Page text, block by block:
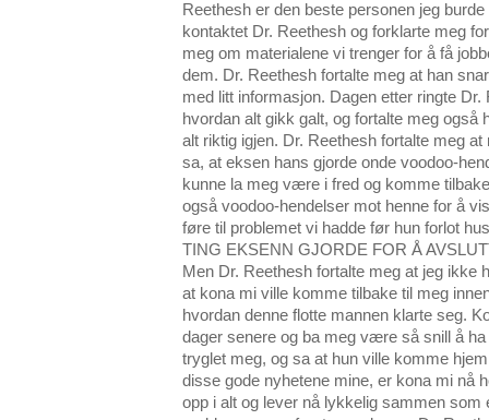
Reethesh er den beste personen jeg
kontaktet Dr. Reethesh og forklarte meg
meg om materialene vi trenger for å få
dem. Dr. Reethesh fortalte meg at han
med litt informasjon. Dagen etter ringte
hvordan alt gikk galt, og fortalte meg også
alt riktig igjen. Dr. Reethesh fortalte meg
sa, at eksen hans gjorde onde voodoo-
kunne la meg være i fred og komme
også voodoo-hendelser mot henne for å
føre til problemet vi hadde før hun forlot
TING EKSENN GJORDE FOR Å
Men Dr. Reethesh fortalte meg at jeg ikke
at kona mi ville komme tilbake til meg
hvordan denne flotte mannen klarte seg.
dager senere og ba meg være så snill å
tryglet meg, og sa at hun ville komme
disse gode nyhetene mine, er kona mi nå
opp i alt og lever nå lykkelig sammen som